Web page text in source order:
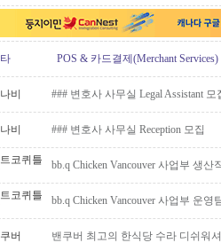
POS & 카드결제(Merchant
비 ### 변호사 사무실 Legal Assistant 모
비 ### 변호사 사무실 Reception 모집
코퀴틀
bb.q Chicken Vancouver 사업부 생
코퀴틀
bb.q Chicken Vancouver 사업부 운
버 밴쿠버 최고의 한식당 수라 디쉬워